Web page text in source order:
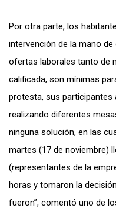
Por otra parte, los
intervención de la mano
ofertas laborales tanto de
calificada, son mínimas
protesta, sus participantes
realizando diferentes
ninguna solución, en las
martes (17 de noviembre)
(representantes de la
horas y tomaron la
fueron”, comentó uno de